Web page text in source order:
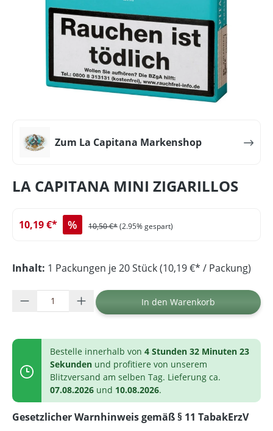
Zum La Capitana Markenshop
LA CAPITANA MINI ZIGARILLOS
10,19 €* % 10,50 €*(2.95% gespart)
Inhalt: 1 Packungen je 20 Stück (10,19 €* / Packung)
Produkt Anzahl: Gib den gewünschten
In den Warenkorb
Bestelle innerhalb von 4 Stunden 32 Minuten 23
Sekunden und profitiere von unserem
Blitzversand am selben Tag. Lieferung ca.
07.08.2026 und 10.08.2026.
Gesetzlicher Warnhinweis gemäß § 11 TabakErzV